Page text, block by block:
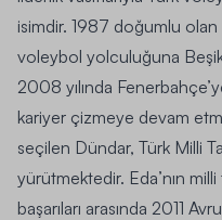
isimdir. 1987 doğumlu
voleybol yolculuğuna
2008 yılında
kariyer çizmeye devam
seçilen Dündar, Türk Milli
yürütmektedir. Eda’nın
başarıları arasında 2011